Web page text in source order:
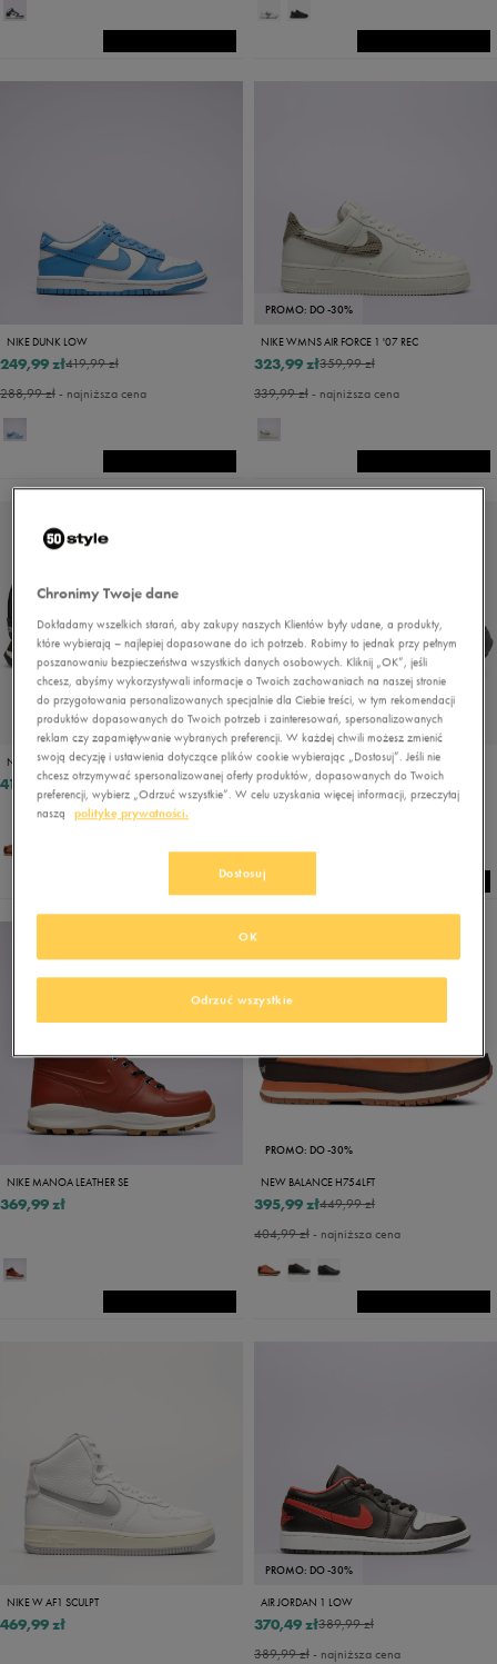
NIKE DUNK LOW
419,99 zł
249,99 zł
288,99 zł- najniższa cena
PROMO: DO -30%
NIKE WMNS AIR FORCE 1 '07 REC
359,99 zł
323,99 zł
339,99 zł- najniższa cena
NEW BALANCE H754LLB
419,99 zł
NEW BALANCE H754LLK
419,99 zł
NIKE MANOA LEATHER SE
369,99 zł
PROMO: DO -30%
NEW BALANCE H754LFT
449,99 zł
395,99 zł
404,99 zł- najniższa cena
NIKE W AF1 SCULPT
469,99 zł
PROMO: DO -30%
AIR JORDAN 1 LOW
389,99 zł
370,49 zł
389,99 zł- najniższa cena
Chronimy Twoje dane
Dokładamy wszelkich starań, aby zakupy naszych Klientów były udane, a produkty,
które wybierają – najlepiej dopasowane do ich potrzeb. Robimy to jednak przy pełnym
poszanowaniu bezpieczeństwa wszystkich danych osobowych. Kliknij „OK”, jeśli
chcesz, abyśmy wykorzystywali informacje o Twoich zachowaniach na naszej stronie
do przygotowania personalizowanych specjalnie dla Ciebie treści, w tym rekomendacji
produktów dopasowanych do Twoich potrzeb i zainteresowań, spersonalizowanych
reklam czy zapamiętywanie wybranych preferencji. W każdej chwili możesz zmienić
swoją decyzję i ustawienia dotyczące plików cookie wybierając „Dostosuj”. Jeśli nie
chcesz otrzymywać spersonalizowanej oferty produktów, dopasowanych do Twoich
preferencji, wybierz „Odrzuć wszystkie”. W celu uzyskania więcej informacji, przeczytaj
naszą
politykę prywatności.
Dostosuj
Odrzuć wszystkie
OK